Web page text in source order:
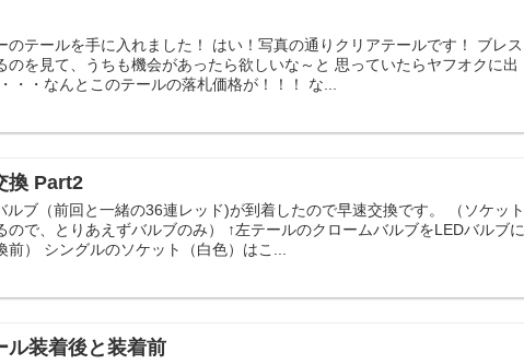
のテールを手に入れました！ はい！写真の通りクリアテールです！ ブレス
のを見て、うちも機会があったら欲しいな～と 思っていたらヤフオクに出
・・なんとこのテールの落札価格が！！！ な...
換 Part2
ルブ（前回と一緒の36連レッド)が到着したので早速交換です。 （ソケット
ので、とりあえずバルブのみ） ↑左テールのクロームバルブをLEDバルブに
前） シングルのソケット（白色）はこ...
ル装着後と装着前